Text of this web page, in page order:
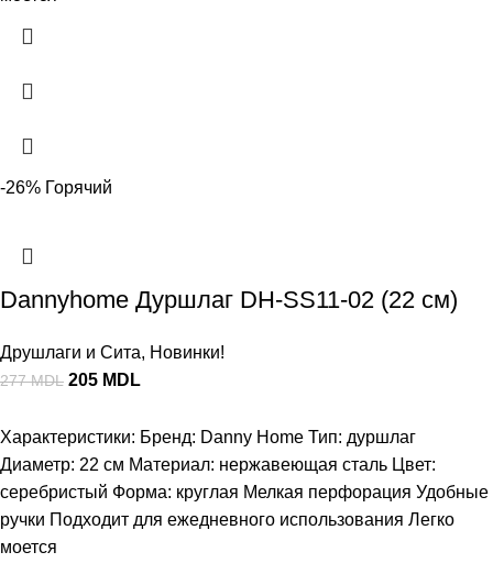
-26% Горячий
Dannyhome Дуршлаг DH-SS11-02 (22 см)
Друшлаги и Сита, Новинки!
277MDL 205 MDL
Характеристики: Бренд: Danny Home Тип: дуршлаг
Диаметр: 22 см Материал: нержавеющая сталь Цвет:
серебристый Форма: круглая Мелкая перфорация Удобные
ручки Подходит для ежедневного использования Легко
моется